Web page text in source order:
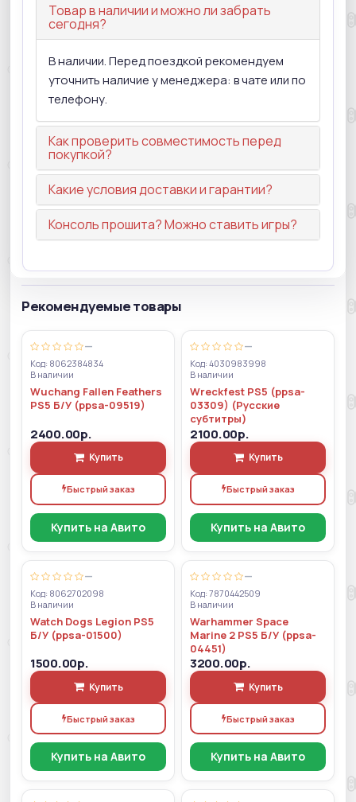
Товар в наличии и можно ли забрать
сегодня?
В наличии. Перед поездкой рекомендуем
уточнить наличие у менеджера: в чате или по
телефону.
Как проверить совместимость перед
покупкой?
Какие условия доставки и гарантии?
Консоль прошита? Можно ставить игры?
Рекомендуемые товары
—
Код: 8062384834
В наличии
Wuchang Fallen Feathers
PS5 Б/У (ppsa-09519)
2400.00р.
Купить
Быстрый заказ
Купить на Авито
—
Код: 4030983998
В наличии
Wreckfest PS5 (ppsa-
03309) (Русские
субтитры)
2100.00р.
Купить
Быстрый заказ
Купить на Авито
—
Код: 8062702098
В наличии
Watch Dogs Legion PS5
Б/У (ppsa-01500)
1500.00р.
Купить
Быстрый заказ
Купить на Авито
—
Код: 7870442509
В наличии
Warhammer Space
Marine 2 PS5 Б/У (ppsa-
04451)
3200.00р.
Купить
Быстрый заказ
Купить на Авито